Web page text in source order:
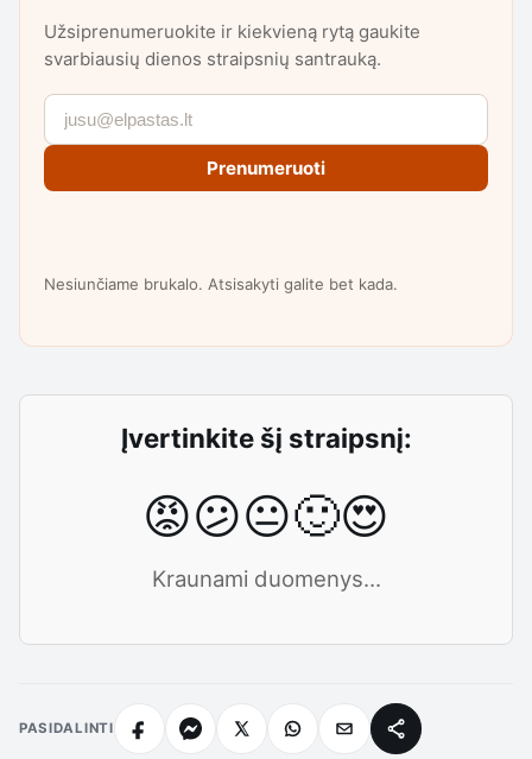
Užsiprenumeruokite ir kiekvieną rytą gaukite
svarbiausių dienos straipsnių santrauką.
Prenumeruoti
Nesiunčiame brukalo. Atsisakyti galite bet kada.
Įvertinkite šį straipsnį:
😡😕😐🙂😍
Kraunami duomenys...
PASIDALINTI